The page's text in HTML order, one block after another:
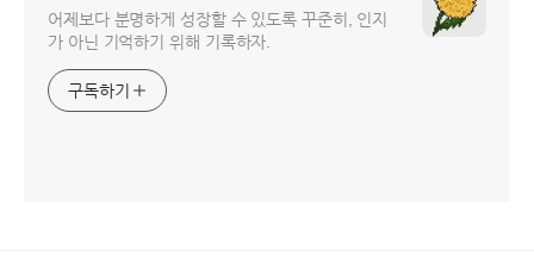
어제보다 분명하게 성장할 수 있도록 꾸준히, 인지
가 아닌 기억하기 위해 기록하자.
구독하기